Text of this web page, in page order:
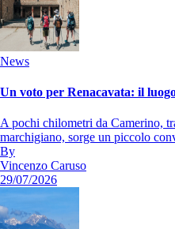
News
Un voto per Renacavata: il
A pochi chilometri da Camerino,
marchigiano, sorge un piccolo
By
Vincenzo Caruso
29/07/2026